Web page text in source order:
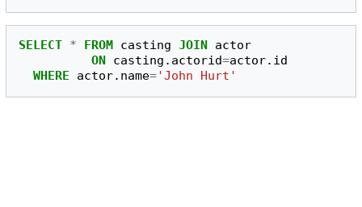
SELECT * FROM casting JOIN
actor
ON
casting . actorid=actor. id
WHERE
actor. name='John Hurt'